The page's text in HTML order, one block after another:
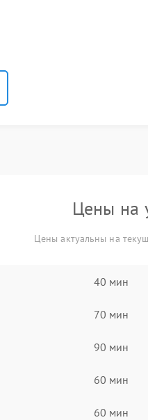
Цены на
Цены актуальны на
40 мин
70 мин
90 мин
60 мин
60 мин